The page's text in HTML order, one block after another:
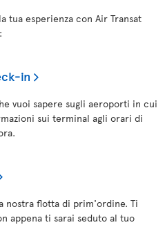
tua esperienza con Air Transat
in
vuoi sapere sugli aeroporti in cui
sui terminal agli orari di
nostra flotta di prim'ordine. Ti
appena ti sarai seduto al tuo